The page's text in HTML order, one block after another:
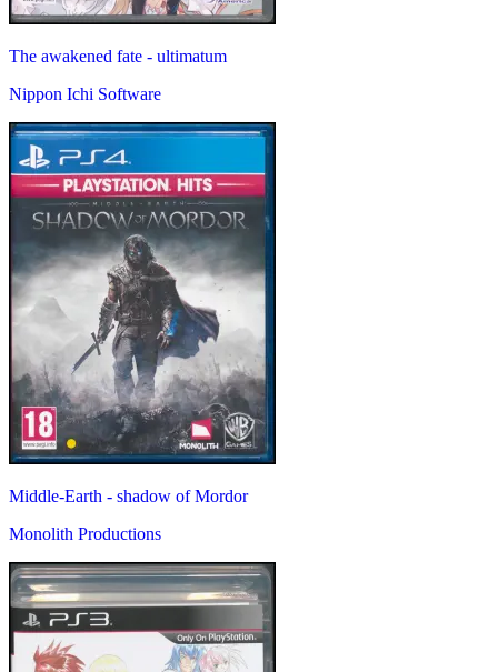
The awakened fate - ultimatum
Nippon Ichi Software
Middle-Earth - shadow of Mordor
Monolith Productions